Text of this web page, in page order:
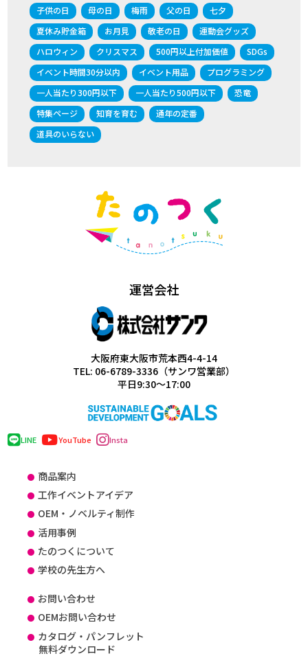
子供の日
母の日 梅雨 父の日
七夕
夏休み貯金箱
お月見 敬老の日
運動会グッズ
ハロウィン
クリスマス 500円以上付加価値
SDGs
イベント時間30分以内
イベント用品
プログラミング
一人当たり300円以下
一人当たり500円以下
恐竜
特集ページ
知育を育む
通年の定番
道具のいらない
運営会社
大阪府東大阪市荒本西4-4-14
TEL: 06-6789-3336（サンワ営業部）
平日9:30～17:00
LINE YouTube Insta
商品案内
工作イベントアイデア
OEM・ノベルティ制作
活用事例
たのつくについて
学校の先生方へ
お問い合わせ
OEMお問い合わせ
カタログ・パンフレット
無料ダウンロード